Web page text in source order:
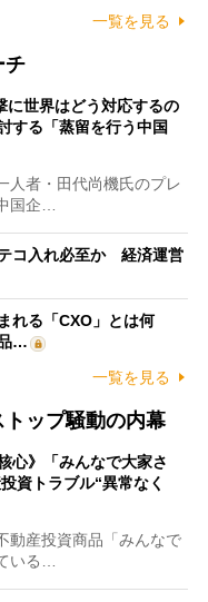
一覧を見る
チ
世界はどう対応するの
る「蒸留を行う中国
者・田代尚機氏のプレ
国企…
コ入れ必至か 経済運営
れる「CXO」とは何
…
一覧を見る
トップ騒動の内幕
心》「みんなで大家さ
資トラブル“異常なく
動産投資商品「みんなで
いる…